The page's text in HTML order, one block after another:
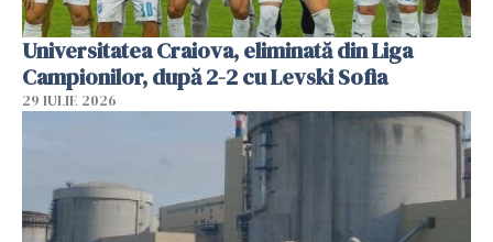
Universitatea Craiova, eliminată din Liga
Campionilor, după 2-2 cu Levski Sofia
29 IULIE 2026